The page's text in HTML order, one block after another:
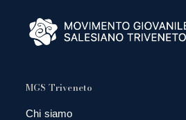
MGS Triveneto
Chi siamo